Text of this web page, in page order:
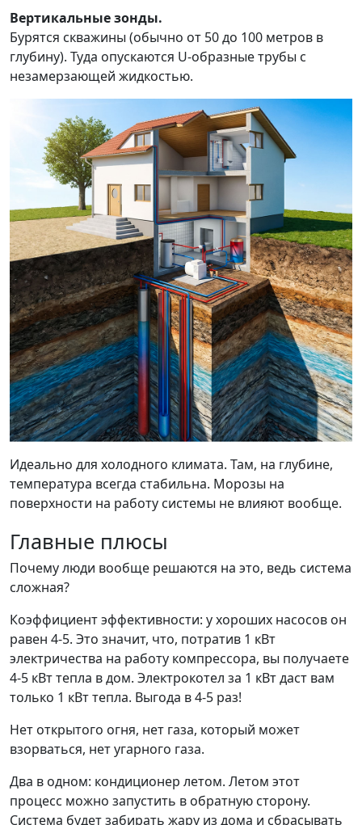
Вертикальные зонды.
Бурятся скважины (обычно от 50 до 100 метров в
глубину). Туда опускаются U-образные трубы с
незамерзающей жидкостью.
Идеально для холодного климата. Там, на глубине,
температура всегда стабильна. Морозы на
поверхности на работу системы не влияют вообще.
Главные плюсы
Почему люди вообще решаются на это, ведь система
сложная?
Коэффициент эффективности: у хороших насосов он
равен 4-5. Это значит, что, потратив 1 кВт
электричества на работу компрессора, вы получаете
4-5 кВт тепла в дом. Электрокотел за 1 кВт даст вам
только 1 кВт тепла. Выгода в 4-5 раз!
Нет открытого огня, нет газа, который может
взорваться, нет угарного газа.
Два в одном: кондиционер летом. Летом этот
процесс можно запустить в обратную сторону.
Система будет забирать жару из дома и сбрасывать